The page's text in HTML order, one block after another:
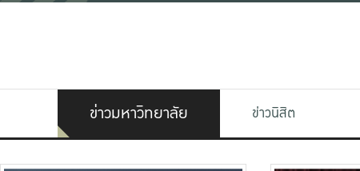
ข่าวมหาวิทยาลัย ข่าวนิสิต